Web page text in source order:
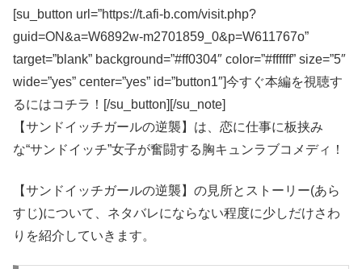
[su_button url=”https://t.afi-b.com/visit.php?
guid=ON&a=W6892w-m2701859_0&p=W611767o”
target=”blank” background=”#ff0304″ color=”#ffffff” size=”5″
wide=”yes” center=”yes” id=”button1″]今すぐ本編を視聴す
るにはコチラ！[/su_button][/su_note]
【サンドイッチガールの逆襲】は、恋に仕事に板挟み
な“サンドイッチ”女子が奮闘する胸キュンラブコメディ！
【サンドイッチガールの逆襲】の見所とストーリー(あら
すじ)について、ネタバレにならない程度に少しだけさわ
りを紹介していきます。